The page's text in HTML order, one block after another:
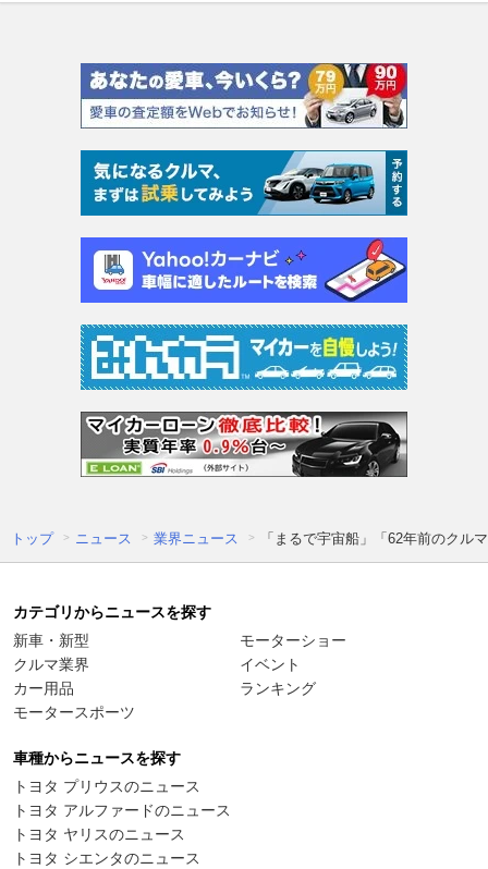
トップ ニュース 業界ニュース 「まるで宇宙船」「62年前のク
カテゴリからニュースを探す
新車・新型
クルマ業界
カー用品
モータースポーツ
モーターショー
イベント
ランキング
車種からニュースを探す
トヨタ プリウスのニュース
トヨタ アルファードのニュース
トヨタ ヤリスのニュース
トヨタ シエンタのニュース